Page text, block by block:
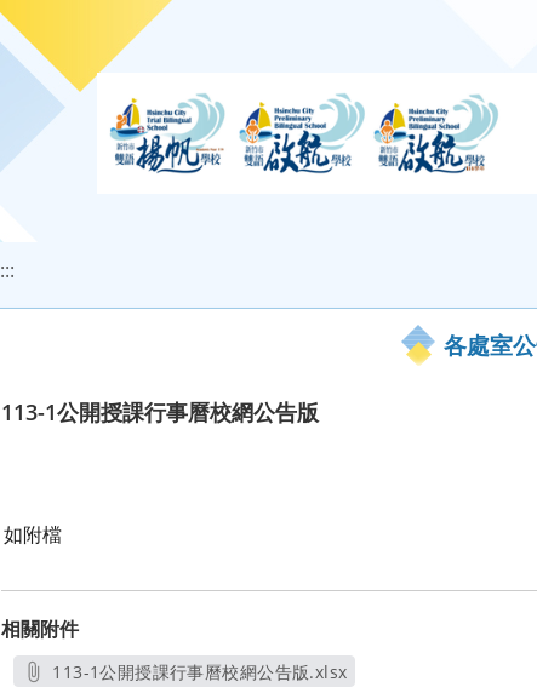
:::
各處室
113-1公開授課行事曆校網公告版
如附檔
相關附件
113-1公開授課行事曆校網公告版.xlsx